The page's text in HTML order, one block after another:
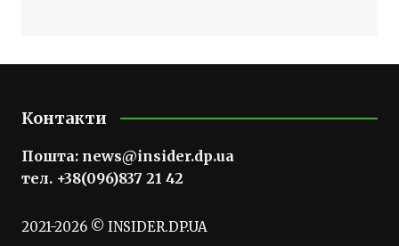
Контакти
Пошта: news@insider.dp.ua
тел. +38(096)837 21 42
2021-2026 © INSIDER.DP.UA